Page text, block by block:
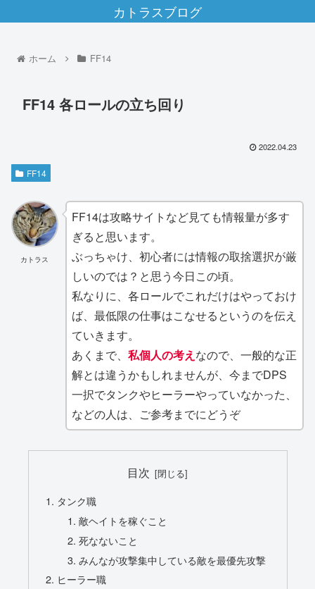
カトラスブログ
ホーム FF14
FF14 各ロールの立ち回り
2022.04.23
FF14
カトラス
FF14は攻略サイトなど見ても情報量が多す
ぎると思います。
ぶっちゃけ、初心者には情報の取捨選択が厳
しいのでは？と思う今日この頃。
私なりに、各ロールでこれだけはやっておけ
ば、最低限の仕事はこなせるというのを伝え
ていきます。
あくまで、 私個人の考え なので、一般的な正
解とは違うかもしれませんが、今までDPS
一択でタンクやヒーラーやっていなかった、
などの人は、ご参考までにどうぞ
目次
タンク職
敵ヘイトを稼ぐこと
死なないこと
みんなが攻撃集中している敵を最優先攻撃
ヒーラー職